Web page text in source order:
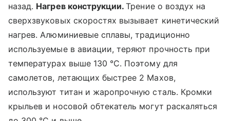
назад. Нагрев конструкции.Трение о воздух на
сверхзвуковых скоростях вызывает кинетический
нагрев. Алюминиевые сплавы, традиционно
используемые в авиации, теряют прочность при
температурах выше 130 °C. Поэтому для
самолетов, летающих быстрее 2 Махов,
используют титан и жаропрочную сталь. Кромки
крыльев и носовой обтекатель могут раскаляться